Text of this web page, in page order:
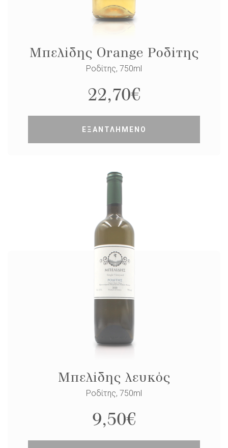
Μπελίδης Orange Ροδίτης
Ροδίτης, 750ml
22,70€
ΕΞΑΝΤΛΗΜΕΝΟ
Μπελίδης λευκός
Ροδίτης, 750ml
9,50€